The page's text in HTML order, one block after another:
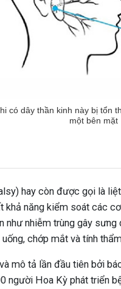
có dây thần kinh này bị tổn
một bên mặt
hay còn được gọi là
năng kiểm soát các
như nhiễm trùng gây
chớp mắt và tính
mô tả lần đầu tiên bởi
người Hoa Kỳ phát triển